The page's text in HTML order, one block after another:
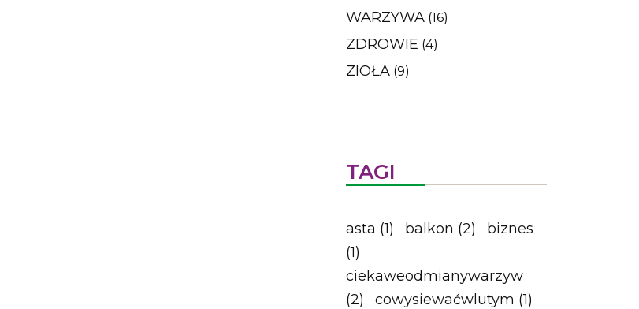
WARZYWA (16)
ZDROWIE (4)
ZIOŁA (9)
TAGI
asta (1) balkon (2)
biznes
(1)
ciekaweodmianywarzyw
(2)
cowysiewaćwlutym (1)